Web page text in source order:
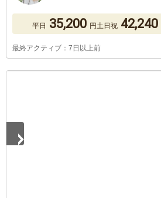
平日 35,200 円土日祝 42,240
最終アクティブ：7日以上前